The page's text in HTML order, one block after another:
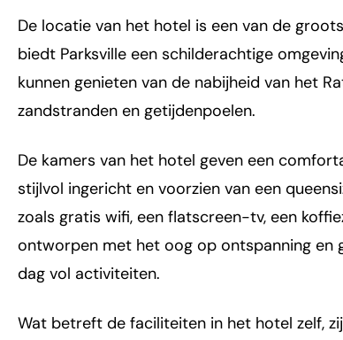
De locatie van het hotel is een van de
biedt Parksville een schilderachtige
kunnen genieten van de nabijheid van het
zandstranden en getijdenpoelen.
De kamers van het hotel geven een
stijlvol ingericht en voorzien van een
zoals gratis wifi, een flatscreen-tv, een
ontworpen met het oog op ontspanning en
dag vol activiteiten.
Wat betreft de faciliteiten in het hotel zelf,